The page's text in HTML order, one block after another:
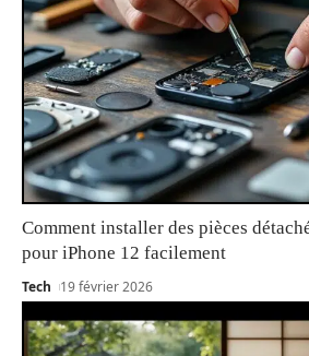
Comment installer des pièces
pour iPhone 12 facilement
Tech 19 février 2026